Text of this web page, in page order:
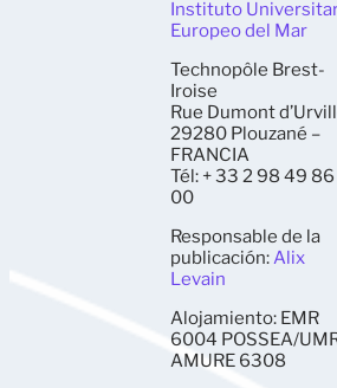
Instituto
Europeo del Mar
Technopôle Brest-
Iroise
Rue Dumont
29280 Plouzané –
FRANCIA
Tél: + 33 2 98 49 86
00
Responsable de la
publicación:Alix
Levain
Alojamiento: EMR
6004 POSSEA/
AMURE 6308